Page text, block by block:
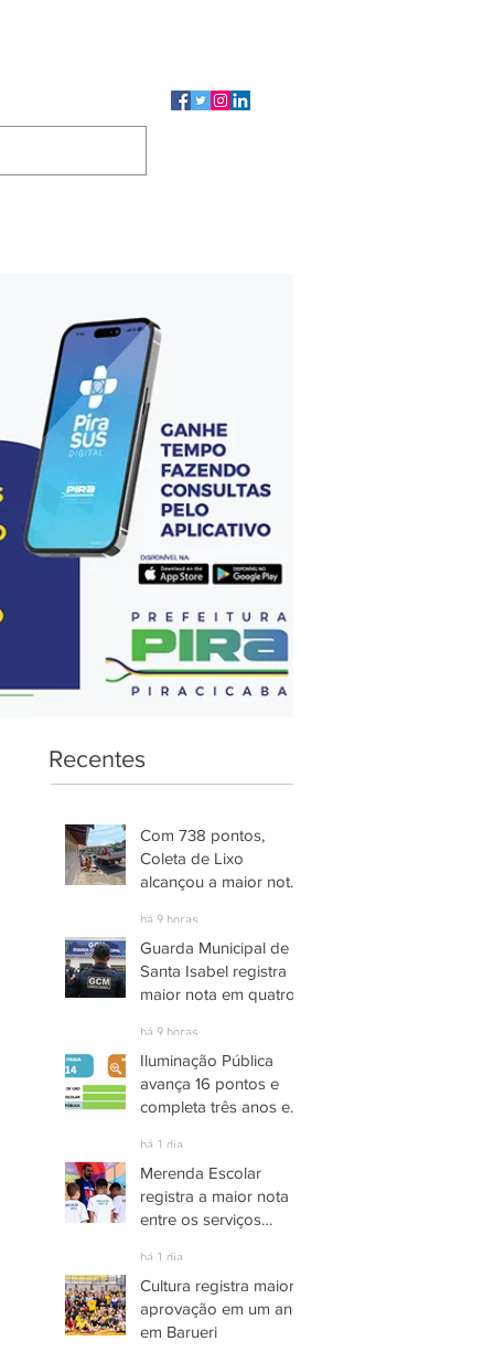
Recentes
Com 738 pontos,
Coleta de Lixo
alcançou a maior nota
avaliados em
Piracicaba
há 9 horas
Guarda Municipal de
Santa Isabel registra
maior nota em quatro
INDSAT
há 9 horas
Iluminação Pública
avança 16 pontos e
completa três anos em
Satisfação em
Itaquaquecetuba
há 1 dia
Merenda Escolar
registra a maior nota
entre os serviços
há 1 dia
Cultura registra maior
aprovação em um ano
em Barueri